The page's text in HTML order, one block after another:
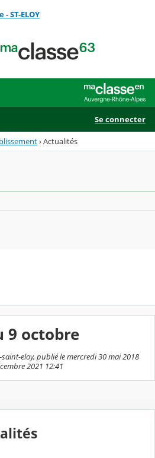
ST-ELOY
Se connecter
›Actualités
9 octobre
eloy, publié le mercredi 30 mai 2018
2021 12:41